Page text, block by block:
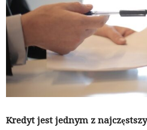
Kredyt jest jednym z